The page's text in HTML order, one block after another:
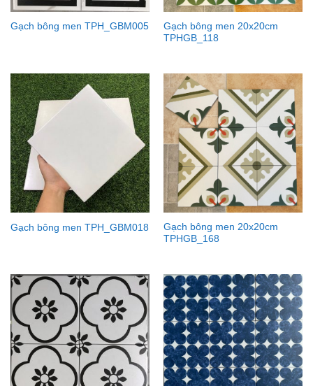
Gạch bông men TPH_GBM005
Gạch bông men 20x20cm
TPHGB_118
Gạch bông men TPH_GBM018
Gạch bông men 20x20cm
TPHGB_168